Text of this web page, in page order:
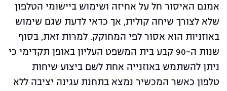
אמנם האיסור חל על אחיזה ושימוש ביישומי הטלפון
שלא לצורך שיחה קולית, אך כדאי לדעת שגם שימוש
באוזניות הוא אסור לפי המחוקק. למרות זאת, בסוף
שנות ה-90 קבע בית המשפט העליון באופן תקדימי כי
ניתן להשתמש באוזנייה אחת לשם ביצוע שיחות
טלפון כאשר המכשיר נמצא בתחנת עגינה יציבה ללא